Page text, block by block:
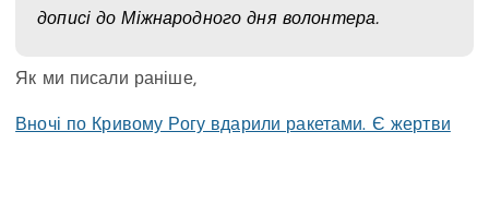
дописі до Міжнародного дня волонтера.
Як ми писали раніше,
Вночі по Кривому Рогу вдарили ракетами. Є жертви